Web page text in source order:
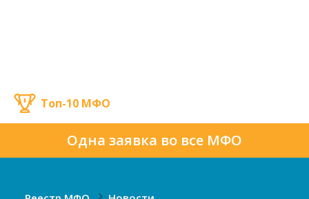
Одна заявка во все МФО
Топ-10 МФО